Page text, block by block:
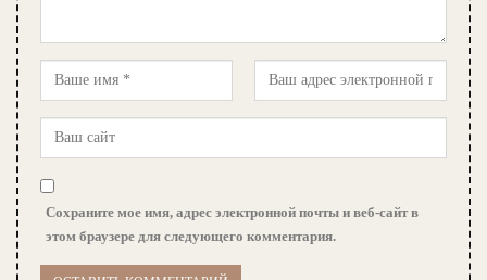
Сохраните мое имя, адрес электронной почты и веб-сайт в
этом браузере для следующего комментария.